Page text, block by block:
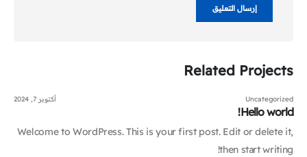
Related Projects
Uncategorized أكتوبر 7, 2024
Hello world!
Welcome to WordPress. This is your first post. Edit or delete it,
then start writing!